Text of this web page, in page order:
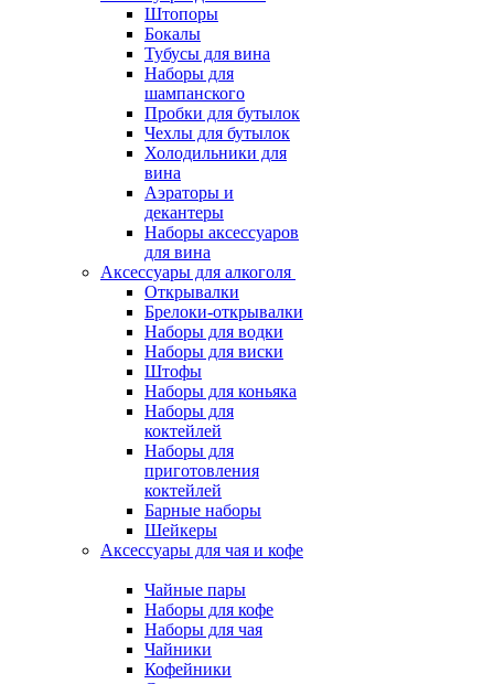
Штопоры
Бокалы
Тубусы для вина
Наборы для
шампанского
Пробки для бутылок
Чехлы для бутылок
Холодильники для
вина
Аэраторы и
декантеры
Наборы аксессуаров
для вина
Аксессуары для алкоголя
Открывалки
Брелоки-открывалки
Наборы для водки
Наборы для виски
Штофы
Наборы для коньяка
Наборы для
коктейлей
Наборы для
приготовления
коктейлей
Барные наборы
Шейкеры
Аксессуары для чая и кофе
Чайные пары
Наборы для кофе
Наборы для чая
Чайники
Кофейники